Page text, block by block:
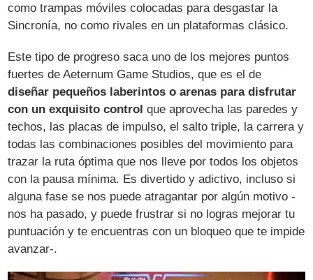
como trampas móviles colocadas para desgastar la
Sincronía, no como rivales en un plataformas clásico.
Este tipo de progreso saca uno de los mejores puntos
fuertes de Aeternum Game Studios, que es el de
diseñar pequeños laberintos o arenas para disfrutar
con un exquisito control que aprovecha las paredes y
techos, las placas de impulso, el salto triple, la carrera y
todas las combinaciones posibles del movimiento para
trazar la ruta óptima que nos lleve por todos los objetos
con la pausa mínima. Es divertido y adictivo, incluso si
alguna fase se nos puede atragantar por algún motivo -
nos ha pasado, y puede frustrar si no logras mejorar tu
puntuación y te encuentras con un bloqueo que te impide
avanzar-.